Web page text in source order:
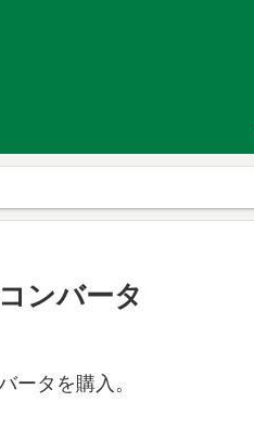
ンバータ
ータを購入。